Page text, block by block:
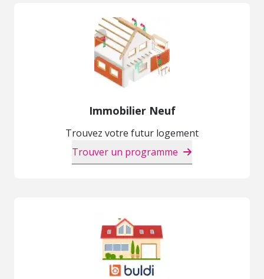
Immobilier Neuf
Trouvez votre futur logement
Trouver un programme